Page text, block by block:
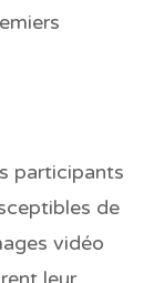
participants
de
vidéo